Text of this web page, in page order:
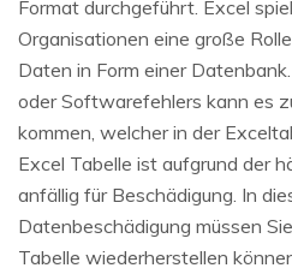
Weitere Produkte
Repairit - Datenreparatur
Format durchgeführt. Excel
Organisationen eine große
Daten in Form einer
oder Softwarefehlers kann es
kommen, welcher in der
Excel Tabelle ist aufgrund der
anfällig für Beschädigung. In
Datenbeschädigung müssen
Tabelle wiederherstellen